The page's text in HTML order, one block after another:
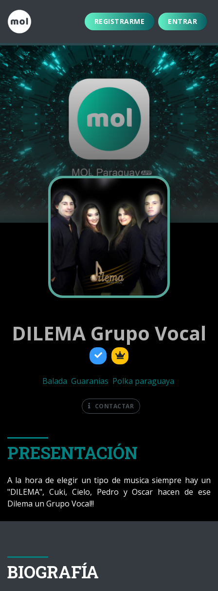
REGISTRARME ENTRAR
DILEMA Grupo Vocal
Balada Guaranias Polka paraguaya
CONTACTAR
PRESENTACIÓN
A la hora de elegir un tipo de musica siempre hay un
"DILEMA", Cuki, Cielo, Pedro y Oscar hacen de ese
Dilema un Grupo Vocal!!
BIOGRAFÍA